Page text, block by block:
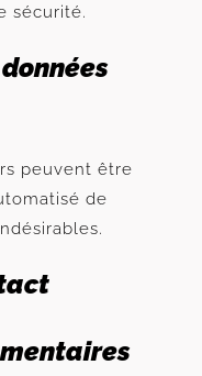
sécurité.
peuvent être
de